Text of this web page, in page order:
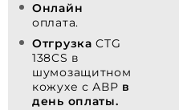
Онлайн
оплата.
Отгрузка CTG
138CS в
шумозащитном
кожухе с АВР в
день оплаты.